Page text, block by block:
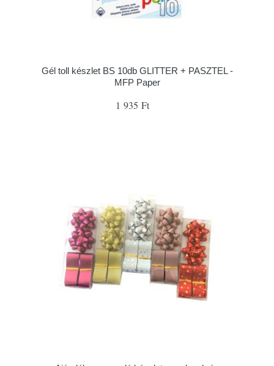
Gél toll készlet BS 10db GLITTER + PASZTEL -
MFP Paper
1 935 Ft